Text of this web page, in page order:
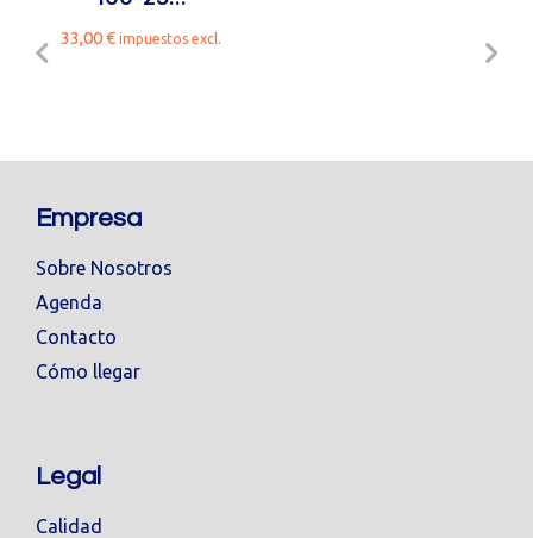
33,00€ impuestos excl.
Empresa
Sobre Nosotros
Agenda
Contacto
Cómo llegar
Legal
Calidad